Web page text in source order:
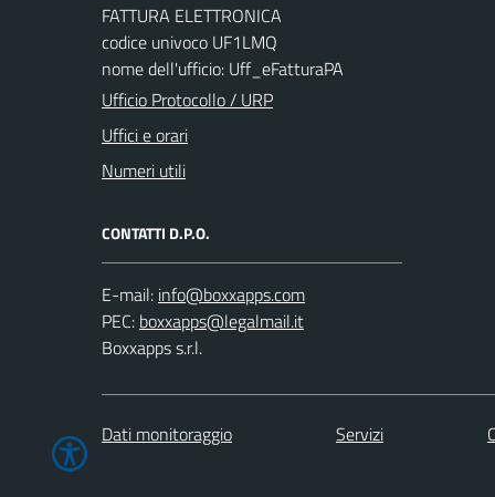
FATTURA ELETTRONICA
codice univoco UF1LMQ
nome dell'ufficio: Uff_eFatturaPA
Ufficio Protocollo / URP
Uffici e orari
Numeri utili
CONTATTI D.P.O.
E-mail:
PEC:
Boxxapps s.r.l.
Dati monitoraggio Servizi